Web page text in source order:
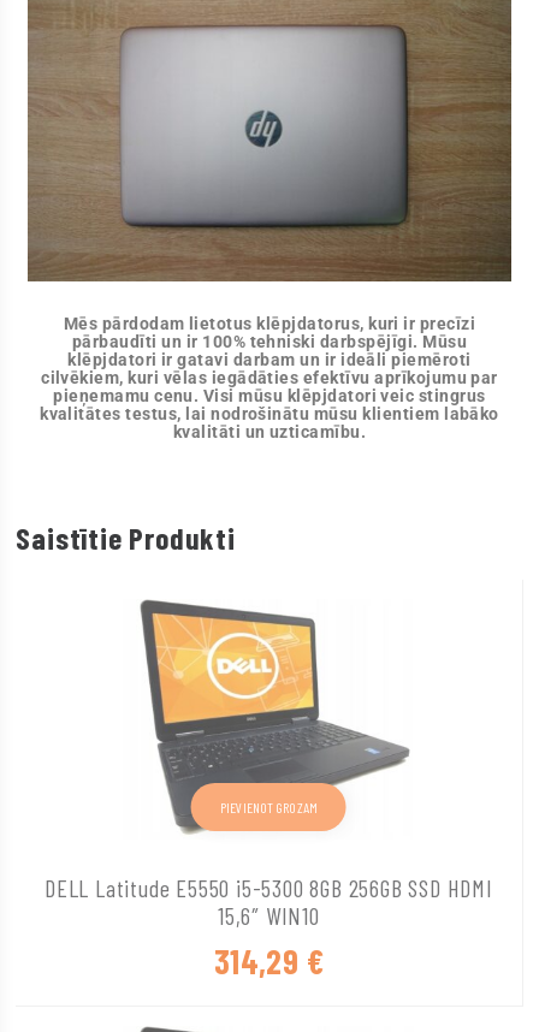
Mēs pārdodam lietotus klēpjdatorus, kuri ir precīzi
pārbaudīti un ir 100% tehniski darbspējīgi. Mūsu
klēpjdatori ir gatavi darbam un ir ideāli piemēroti
cilvēkiem, kuri vēlas iegādāties efektīvu aprīkojumu par
pieņemamu cenu. Visi mūsu klēpjdatori veic stingrus
kvalitātes testus, lai nodrošinātu mūsu klientiem labāko
kvalitāti un uzticamību.
Saistītie Produkti
DELL Latitude E5550 i5-5300 8GB 256GB SSD HDMI
15,6″ WIN10
314,29 €
PIEVIENOT GROZAM